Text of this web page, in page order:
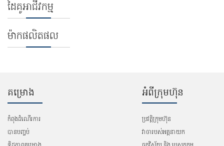
ដៃគូអាជីវកម្ម
ម៉ាកផលិតផល
គម្រោង
កំពុងដំណើរការ
បានបញ្ច​ប់
ទិដ្ឋភាពគម្រោង
អំពីក្រុមហ៊ុន
ប្រវត្តិក្រុមហ៊ុន
វាចារបស់អគ្គនាយក
ចក្ខុវិស័យ និង បេសកកម្ម